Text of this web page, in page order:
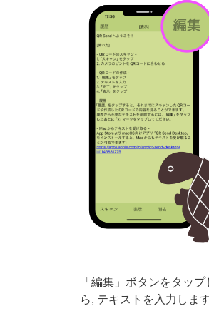
「編集」ボタンをタッ
ら, テキストを入力しま